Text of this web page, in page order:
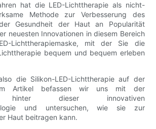
hat die LED-Lichttherapie als nicht-
Methode zur Verbesserung des
Gesundheit der Haut an Popularität
neuesten Innovationen in diesem Bereich
Lichttherapiemaske, mit der Sie die
bequem und bequem erleben
die Silikon-LED-Lichttherapie auf der
Artikel befassen wir uns mit der
hinter dieser innovativen
und untersuchen, wie sie zur
Haut beitragen kann.